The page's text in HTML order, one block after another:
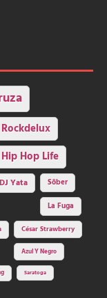
Rockdelux
Hip Hop Life
DJ Yata
Sôber
La Fuga
César Strawberry
Azul Y Negro
Saratoga